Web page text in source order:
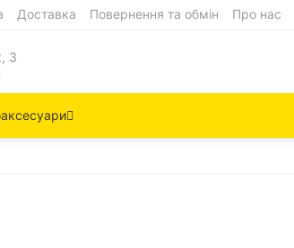
Доставка Повернення та обмін Про нас
3